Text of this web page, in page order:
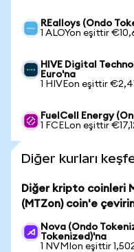
REalloys (Ondo
1 ALOYon eşittir
HIVE Digital
Euro'na
1 HIVEon eşittir €2,41
FuelCell Energy
1 FCELon eşittir
Diğer kurları
Diğer kripto coinleri
(MTZon) coin'e
Nova (Ondo
Tokenized)'na
1 NVMIon eşittir